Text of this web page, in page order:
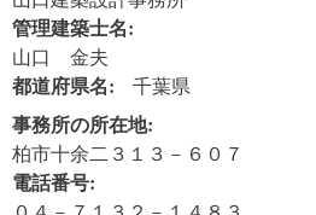
管理建築士名:
山口 金夫
都道府県名: 千葉県
事務所の所在地:
柏市十余二３１３－６０７
電話番号: